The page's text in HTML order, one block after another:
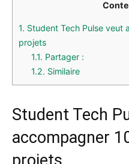
1. Student Tech Pulse veut
projets
1.1. Partager :
1.2. Similaire
Student Tech
accompagner